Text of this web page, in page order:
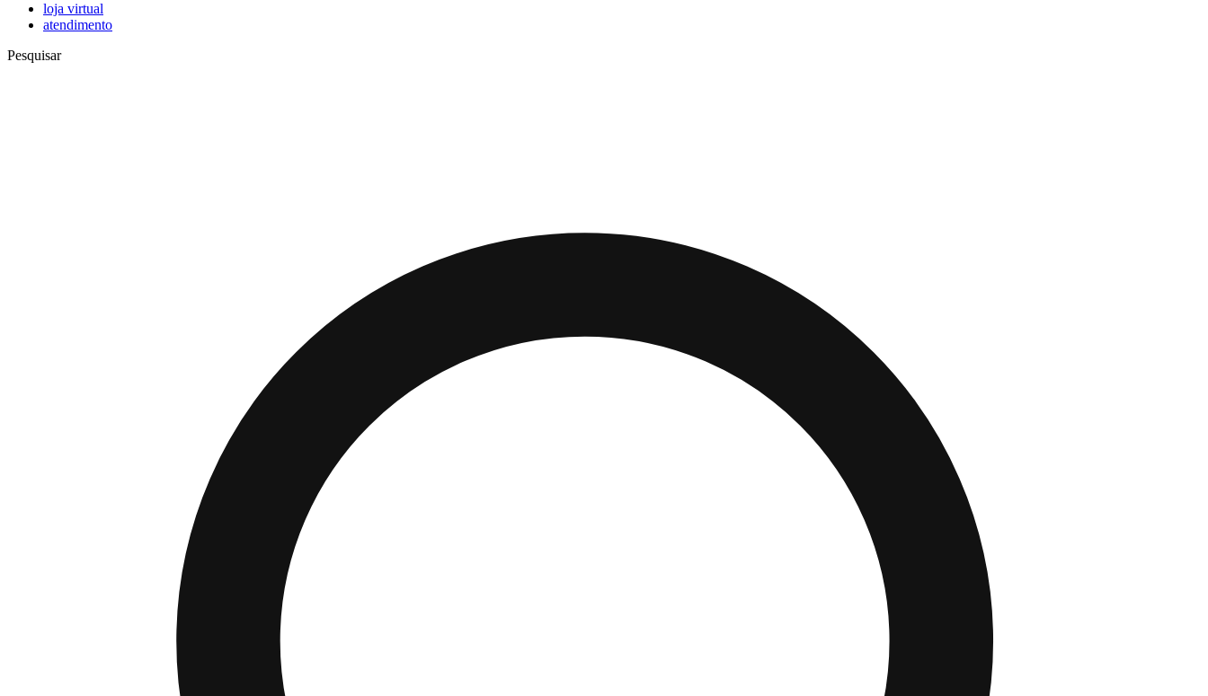
loja virtual
atendimento
Pesquisar